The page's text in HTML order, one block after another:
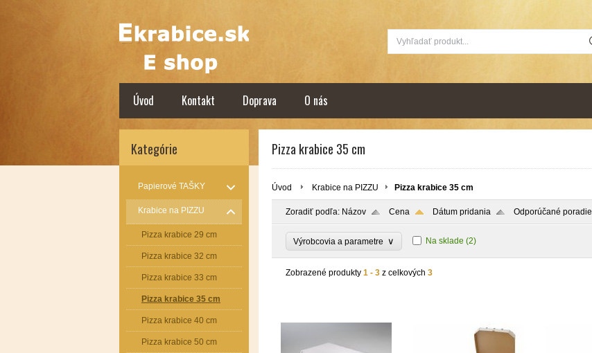
Úvod Kontakt Doprava O nás
Kategórie
Papierové TAŠKY
Krabice na PIZZU
Pizza krabice 29 cm
Pizza krabice 32 cm
Pizza krabice 33 cm
Pizza krabice 35 cm
Pizza krabice 40 cm
Pizza krabice 50 cm
Pizza krabice 35 cm
Úvod Krabice na PIZZU Pizza krabice 35 cm
Zoradiť podľa: Názov Cena Dátum pridania Odporúčané poradie
Výrobcovia a parametre ∨ Na sklade (2)
Zobrazené produkty 1 - 3 z celkových 3